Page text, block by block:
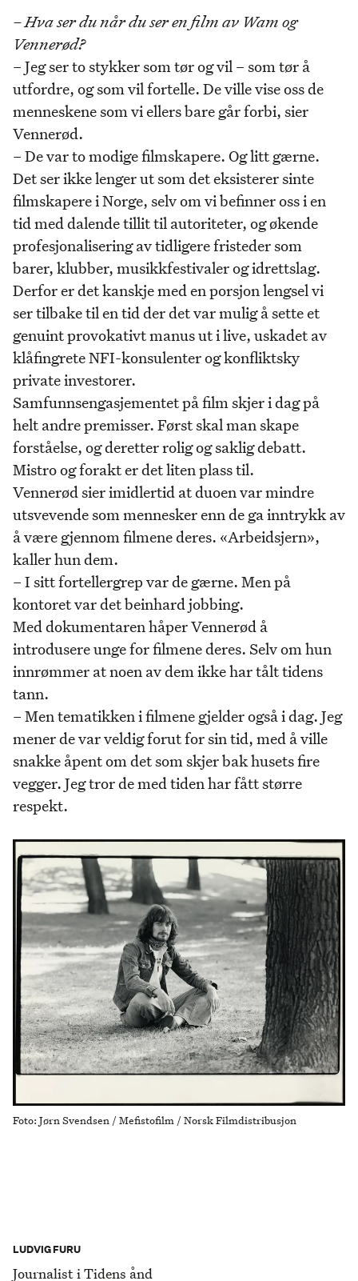
– Hva ser du når du ser en film av Wam og
Vennerød?
– Jeg ser to stykker som tør og vil – som tør å
utfordre, og som vil fortelle. De ville vise oss de
menneskene som vi ellers bare går forbi, sier
Vennerød.
– De var to modige filmskapere. Og litt gærne.
Det ser ikke lenger ut som det eksisterer sinte
filmskapere i Norge, selv om vi befinner oss i en
tid med dalende tillit til autoriteter, og økende
profesjonalisering av tidligere fristeder som
barer, klubber, musikkfestivaler og idrettslag.
Derfor er det kanskje med en porsjon lengsel vi
ser tilbake til en tid der det var mulig å sette et
genuint provokativt manus ut i live, uskadet av
klåfingrete NFI-konsulenter og konfliktsky
private investorer.
Samfunnsengasjementet på film skjer i dag på
helt andre premisser. Først skal man skape
forståelse, og deretter rolig og saklig debatt.
Mistro og forakt er det liten plass til.
Vennerød sier imidlertid at duoen var mindre
utsvevende som mennesker enn de ga inntrykk av
å være gjennom filmene deres. «Arbeidsjern»,
kaller hun dem.
– I sitt fortellergrep var de gærne. Men på
kontoret var det beinhard jobbing.
Med dokumentaren håper Vennerød å
introdusere unge for filmene deres. Selv om hun
innrømmer at noen av dem ikke har tålt tidens
tann.
– Men tematikken i filmene gjelder også i dag. Jeg
mener de var veldig forut for sin tid, med å ville
snakke åpent om det som skjer bak husets fire
vegger. Jeg tror de med tiden har fått større
respekt.
Foto: Jørn Svendsen / Mefistofilm / Norsk Filmdistribusjon
LUDVIG FURU
Journalist i Tidens ånd